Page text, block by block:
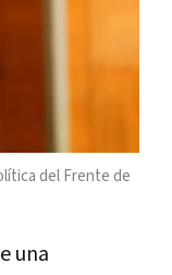
del Frente de
una